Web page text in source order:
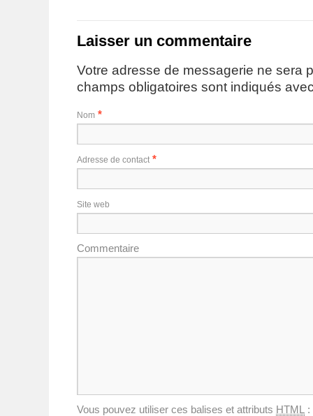
Laisser un commentaire
Votre adresse de messagerie ne sera
champs obligatoires sont indiqués
Nom *
Adresse de contact *
Site web
Commentaire
Vous pouvez utiliser ces balises et attributs HTML :